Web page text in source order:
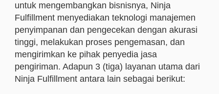
untuk mengembangkan bisnisnya, Ninja
Fulfillment menyediakan teknologi manajemen
penyimpanan dan pengecekan dengan akurasi
tinggi, melakukan proses pengemasan, dan
mengirimkan ke pihak penyedia jasa
pengiriman. Adapun 3 (tiga) layanan utama dari
Ninja Fulfillment antara lain sebagai berikut: